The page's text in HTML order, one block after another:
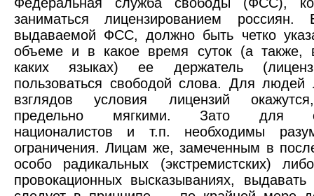
заниматься лицензированием россиян.
выдаваемой ФСС, должно быть четко
объеме и в какое время суток (а также,
каких языках) ее держатель
пользоваться свободой слова. Для людей
взглядов условия лицензий
предельно мягкими. Зато для
националистов и т.п. необходимы
ограничения. Лицам же, замеченным в
особо радикальных (экстремистских)
провокационных высказываниях,